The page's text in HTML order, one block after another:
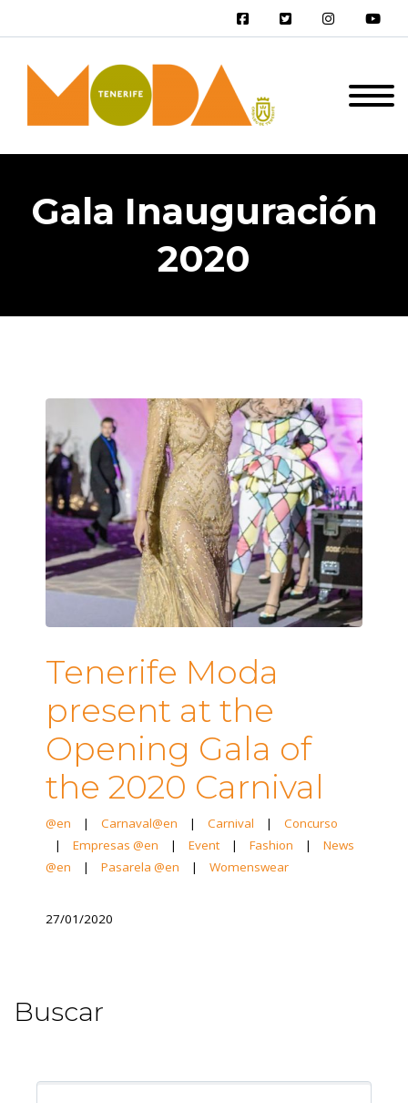
Gala Inauguración
2020
Tenerife Moda
present at the
Opening Gala of
the 2020 Carnival
@en | Carnaval@en | Carnival |
Concurso
|
Empresas @en | Event | Fashion |
News
@en
| Pasarela @en | Womenswear
27/01/2020
Buscar